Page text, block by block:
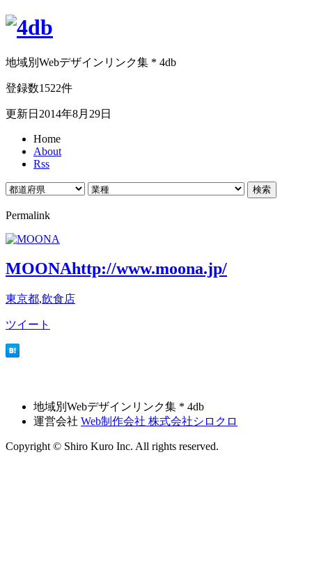
地域別Webデザインリンク集 * 4db
登録数1522件
更新日2014年8月29日
Home
About
Rss
Permalink
MOONAhttp://www.moona.jp/
東京都,飲食店
ツイート
地域別Webデザインリンク集 * 4db
運営会社 Web制作会社 株式会社シロクロ
Copyright © Shiro Kuro Inc. All rights reserved.